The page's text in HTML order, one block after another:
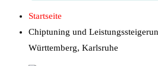
Startseite
Chiptuning und
Württemberg, Karlsruhe